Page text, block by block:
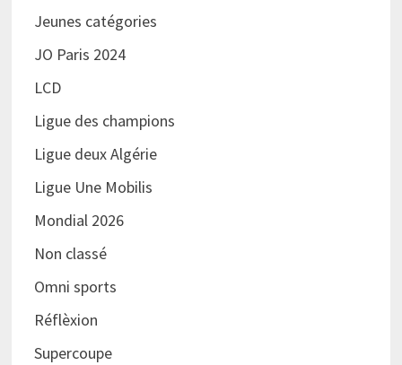
Jeunes catégories
JO Paris 2024
LCD
Ligue des champions
Ligue deux Algérie
Ligue Une Mobilis
Mondial 2026
Non classé
Omni sports
Réflèxion
Supercoupe